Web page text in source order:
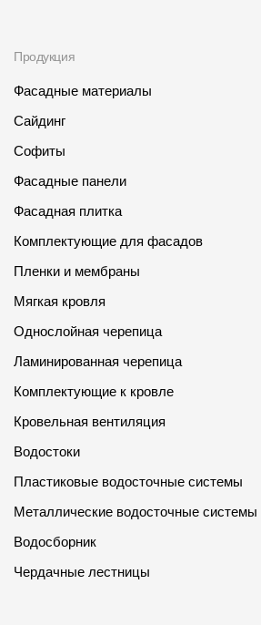
Продукция
Фасадные материалы
Сайдинг
Софиты
Фасадные панели
Фасадная плитка
Комплектующие для фасадов
Пленки и мембраны
Мягкая кровля
Однослойная черепица
Ламинированная черепица
Комплектующие к кровле
Кровельная вентиляция
Водостоки
Пластиковые водосточные системы
Металлические водосточные системы
Водосборник
Чердачные лестницы